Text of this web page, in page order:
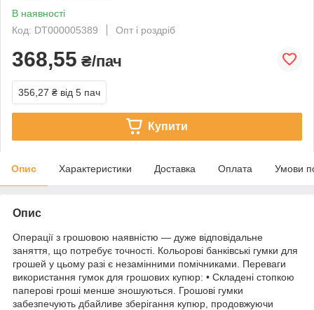
В наявності
Код: DT000005389
Опт і роздріб
368,55 ₴/пач
356,27 ₴ від 5 пач
Купити
Опис Характеристики Доставка Оплата Умови
Опис
Операції з грошовою наявністю — дуже відповідальне
заняття, що потребує точності. Кольорові банківські гумки для
грошей у цьому разі є незамінними помічниками. Переваги
використання гумок для грошових купюр: • Складені стопкою
паперові гроші менше зношуються. Грошові гумки
забезпечують дбайливе зберігання купюр, продовжуючи